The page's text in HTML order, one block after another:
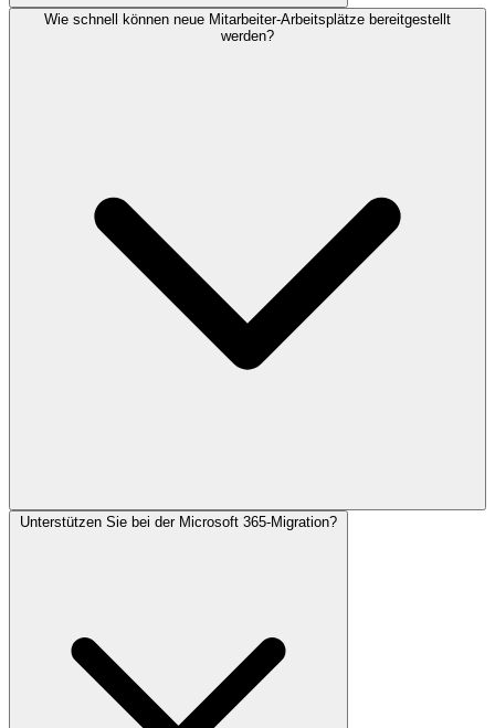
Wie schnell können neue Mitarbeiter-Arbeitsplätze bereitgestellt
werden?
Unterstützen Sie bei der Microsoft 365-Migration?